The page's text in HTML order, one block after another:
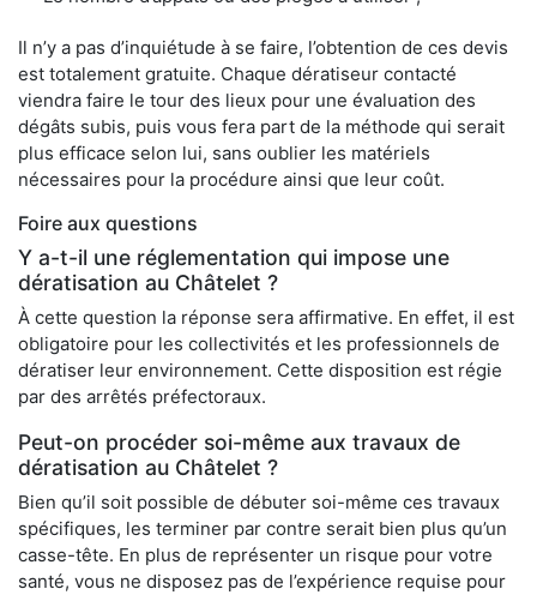
Il n’y a pas d’inquiétude à se faire, l’obtention de ces devis
est totalement gratuite. Chaque dératiseur contacté
viendra faire le tour des lieux pour une évaluation des
dégâts subis, puis vous fera part de la méthode qui serait
plus efficace selon lui, sans oublier les matériels
nécessaires pour la procédure ainsi que leur coût.
Foire aux questions
Y a-t-il une réglementation qui impose une
dératisation au Châtelet ?
À cette question la réponse sera affirmative. En effet, il est
obligatoire pour les collectivités et les professionnels de
dératiser leur environnement. Cette disposition est régie
par des arrêtés préfectoraux.
Peut-on procéder soi-même aux travaux de
dératisation au Châtelet ?
Bien qu’il soit possible de débuter soi-même ces travaux
spécifiques, les terminer par contre serait bien plus qu’un
casse-tête. En plus de représenter un risque pour votre
santé, vous ne disposez pas de l’expérience requise pour